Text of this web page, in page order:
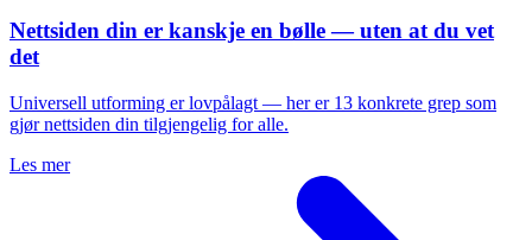
Nettsiden din er kanskje en bølle — uten at du vet
det
Universell utforming er lovpålagt — her er 13 konkrete grep som
gjør nettsiden din tilgjengelig for alle.
Les mer